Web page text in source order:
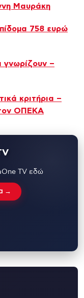
Μαυράκη
758 ευρώ
γνωρίζουν –
κριτήρια –
ΟΠΕΚΑ
TV εδώ
→